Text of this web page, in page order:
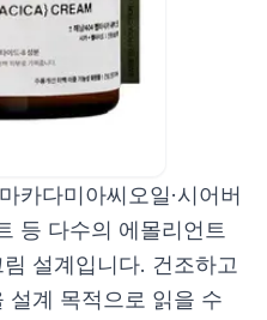
카다미아씨오일·시어버
등 다수의 에몰리언트
설계입니다. 건조하고
설계 목적으로 읽을 수